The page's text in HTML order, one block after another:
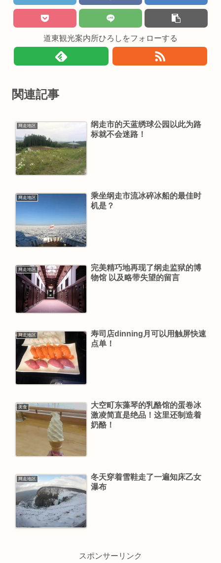
道東観光案内所ひろしをフォローする
関連記事
网走地区
纲走市的天蓝绣球公园以此为路
标就不会迷路！
网走地区
乘坐纲走市流冰碎冰船的最佳时
机是？
网走地区
完美精巧地再现了纲走监狱的博
物馆 以及略带失望的留言
网走地区
寿司店dinning月可以用触屏快速
点单！
美食
大空町东藻琴的乳酪馆的蛋卷冰
激凌简直是绝品！这里还制造着
奶酪！
网走地区
冬天穿着雪鞋走了一遍知床乙女
瀑布
スポンサーリンク